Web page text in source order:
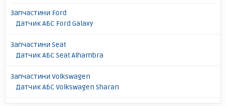
Запчастини Ford
Датчик АБС Ford Galaxy
Запчастини Seat
Датчик АБС Seat Alhambra
Запчастини Volkswagen
Датчик АБС Volkswagen Sharan